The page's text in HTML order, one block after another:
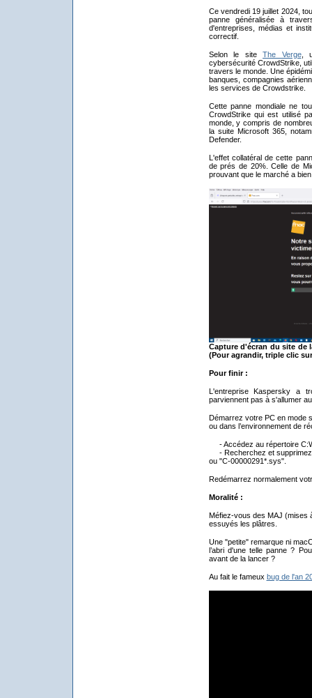
Ce vendredi 19 juillet 2024,
panne généralisée à
d'entreprises, médias et
correctif.
Selon le site The Verge,
cybersécurité CrowdStrike,
travers le monde. Une
banques, compagnies
les services de Crowdstrike.
Cette panne mondiale ne
CrowdStrike qui est utilisé
monde, y compris de
la suite Microsoft 365,
Defender.
L'effet collatéral de cette
de prés de 20%. Celle de
prouvant que le marché a
Capture d'écran du site de
(Pour agrandir, triple clic
Pour finir :
L'entreprise Kaspersky a
parviennent pas à s'allumer
Démarrez votre PC en mode
ou dans l’environnement de
- Accédez au répertoire
- Recherchez et supprimez
ou "C-00000291*.sys".
Redémarrez normalement
Moralité :
Méfiez-vous des MAJ (mises
essuyés les plâtres.
Une "petite" remarque ni
l’abri d'une telle panne ?
avant de la lancer ?
Au fait le fameux bug de l'an